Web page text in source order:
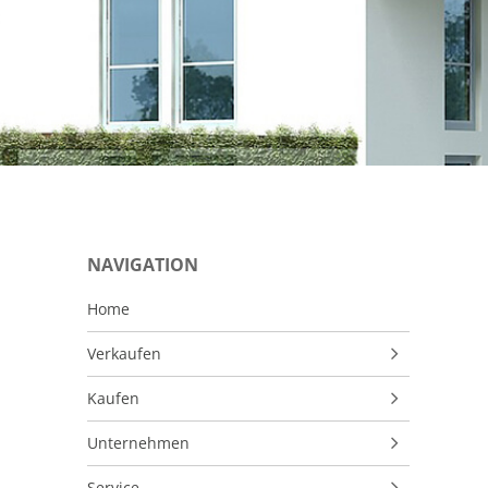
NAVIGATION
Home
Verkaufen
Makleralleinauftrag
Wertermittlung
Verkaufsvorbereitung
Kaufen
Immobilienangebote
VIP-Service
Unternehmen
Firmenprofil